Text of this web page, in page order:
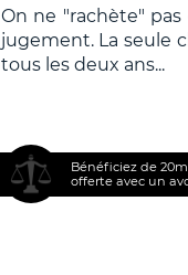
On ne "rachète"
jugement. La seule
tous les deux ans...
Bénéficiez de
offerte avec un